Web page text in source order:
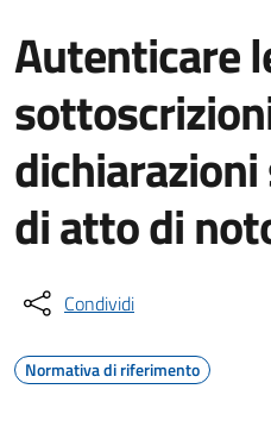
Autenticare
di atto di
Condividi
Normativa di riferimento